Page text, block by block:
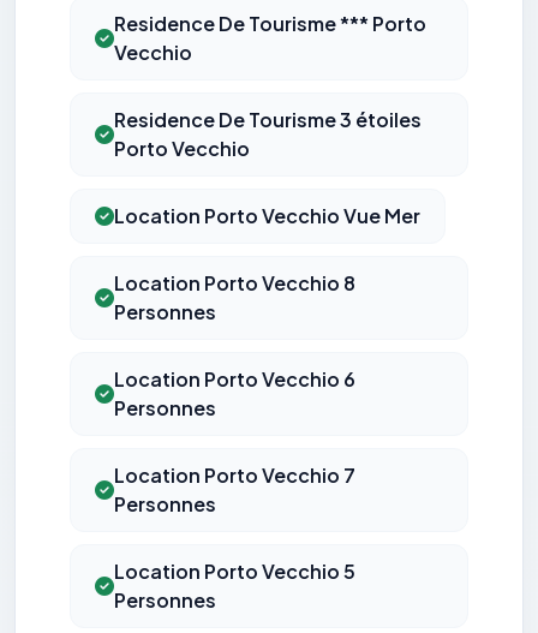
Residence De Tourisme *** Porto
Vecchio
Residence De Tourisme 3 étoiles
Porto Vecchio
Location Porto Vecchio Vue Mer
Location Porto Vecchio 8
Personnes
Location Porto Vecchio 6
Personnes
Location Porto Vecchio 7
Personnes
Location Porto Vecchio 5
Personnes